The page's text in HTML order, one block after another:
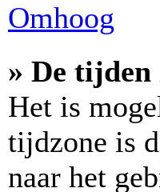
Omhoog
» De
Het is
tijdzone is
naar het